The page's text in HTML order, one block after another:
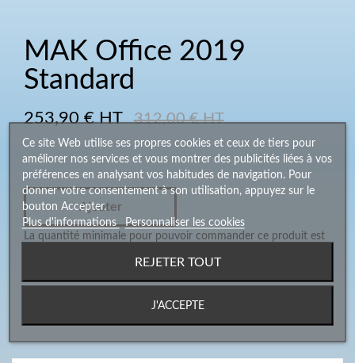
MAK Office 2019
Standard
253,90 € HT 312,00 € HT
Ajouter
La quantité minimale pour pouvoir commander ce produit est
Ce site Web utilise ses propres cookies et ceux de tiers pour
améliorer nos services et vous montrer des publicités liées à vos
préférences en analysant vos habitudes de navigation. Pour
donner votre consentement à son utilisation, appuyez sur le
bouton Accepter.
Plus d'informations Personnaliser les cookies
REJETER TOUT
J'ACCEPTE